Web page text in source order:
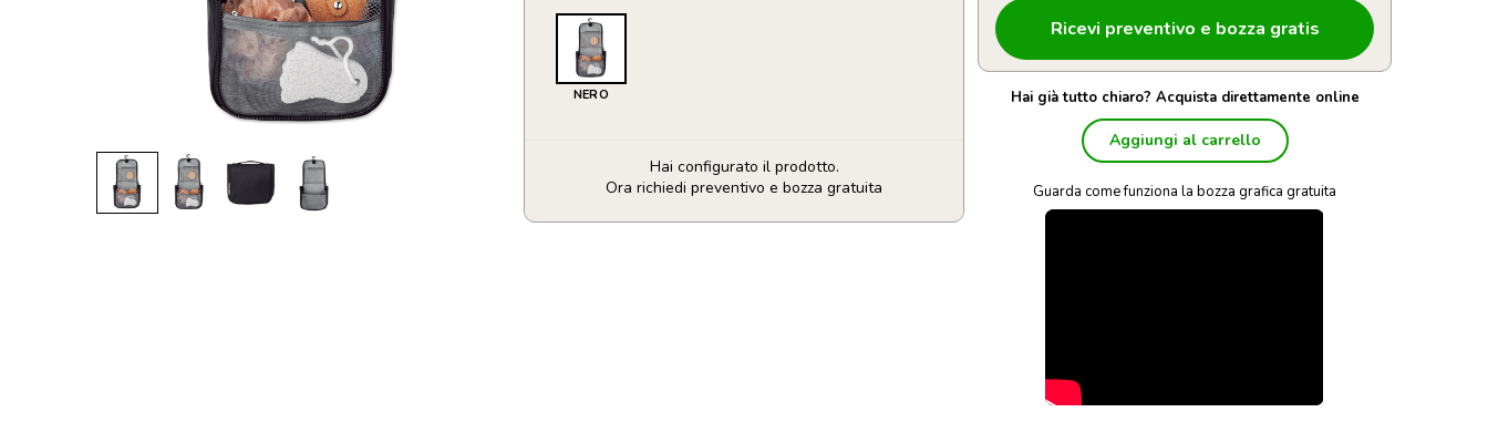
NERO
Hai configurato il prodotto.
Ora richiedi preventivo e bozza gratuita
Trousse
Hai già tutto chiaro? Acquista direttamente online
Aggiungi al carrello
Guarda come funziona la bozza grafica gratuita